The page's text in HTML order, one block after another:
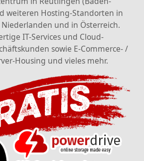
weiteren Hosting-Standorten in
und in Österreich.
IT-Services und Cloud-
sowie E-Commerce- /
Housing und vieles mehr.